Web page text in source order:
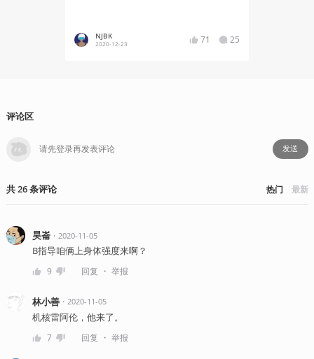
NJBK
2020-12-23 71 25
评论区
发送
共26条评论 热门 最新
昊崙・ 2020-11-05
B指导咱俩上身体强度来啊？
9 回复 ・ 举报
林小善・ 2020-11-05
机核雷阿伦，他来了。
7 回复 ・ 举报